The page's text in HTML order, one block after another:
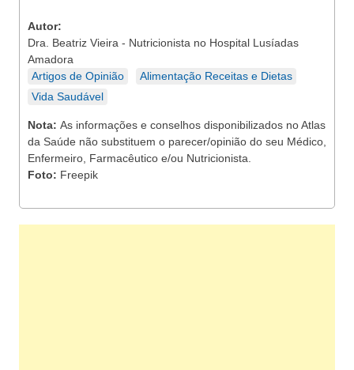
Autor:
Dra. Beatriz Vieira - Nutricionista no Hospital Lusíadas
Amadora
Artigos de Opinião
Alimentação Receitas e Dietas
Vida Saudável
Nota: As informações e conselhos disponibilizados no Atlas
da Saúde não substituem o parecer/opinião do seu Médico,
Enfermeiro, Farmacêutico e/ou Nutricionista.
Foto: Freepik